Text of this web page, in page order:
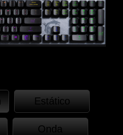
Estático
Onda